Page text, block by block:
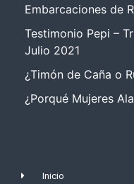
Embarcaciones de
Testimonio Pepi –
Julio 2021
¿Timón de Caña o
¿Porqué Mujeres
Inicio